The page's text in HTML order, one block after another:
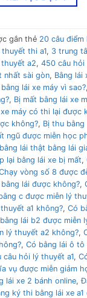
gắn thẻ 20 câu điểm
thi a1, 3 trung
a2, 450 câu
nhất sài gòn, Bằng lái
lái xe máy vì sao?,
, Bị mất bằng lái xe
máy có thi lại được
không?, Bị thu
ngũ được miễn học
lái thật bằng lái
lại bằng lái xe bị mất,
vòng số 8 được
lái được không?,
c được miễn lý
a1 không?, Có
lái b2 được miễn
lý thuyết a2 không?,
, Có bằng lái ô
câu hỏi lý thuyết a1,
vụ được miễn giảm
lái xe 2 bánh online,
ký thi bằng lái xe a1